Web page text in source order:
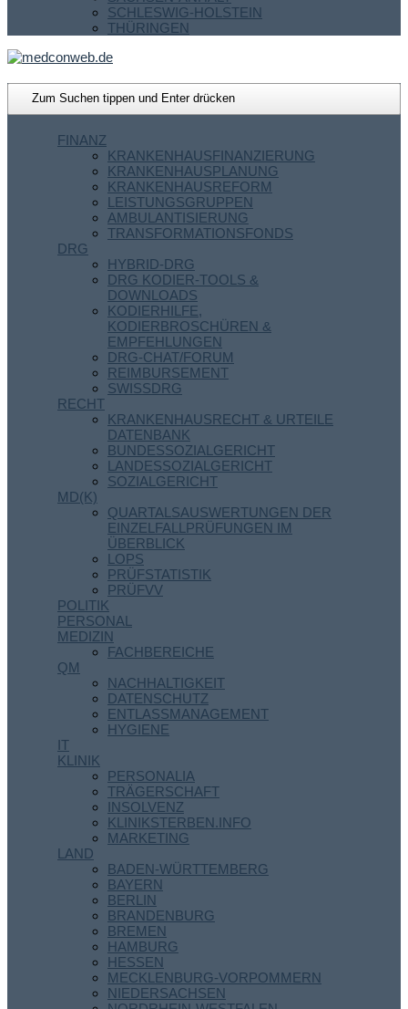
SCHLESWIG-HOLSTEIN
THÜRINGEN
FINANZ
KRANKENHAUSFINANZIERUNG
KRANKENHAUSPLANUNG
KRANKENHAUSREFORM
LEISTUNGSGRUPPEN
AMBULANTISIERUNG
TRANSFORMATIONSFONDS
DRG
HYBRID-DRG
DRG KODIER-TOOLS &
DOWNLOADS
KODIERHILFE,
KODIERBROSCHÜREN &
EMPFEHLUNGEN
DRG-CHAT/FORUM
REIMBURSEMENT
SWISSDRG
RECHT
KRANKENHAUSRECHT & URTEILE
DATENBANK
BUNDESSOZIALGERICHT
LANDESSOZIALGERICHT
SOZIALGERICHT
MD(K)
QUARTALSAUSWERTUNGEN DER
EINZELFALLPRÜFUNGEN IM
ÜBERBLICK
LOPS
PRÜFSTATISTIK
PRÜFVV
POLITIK
PERSONAL
MEDIZIN
FACHBEREICHE
QM
NACHHALTIGKEIT
DATENSCHUTZ
ENTLASSMANAGEMENT
HYGIENE
IT
KLINIK
PERSONALIA
TRÄGERSCHAFT
INSOLVENZ
KLINIKSTERBEN.INFO
MARKETING
LAND
BADEN-WÜRTTEMBERG
BAYERN
BERLIN
BRANDENBURG
BREMEN
HAMBURG
HESSEN
MECKLENBURG-VORPOMMERN
NIEDERSACHSEN